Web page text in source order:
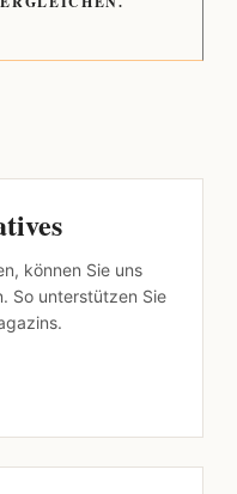
können Sie uns
So unterstützen Sie